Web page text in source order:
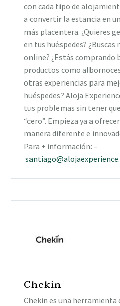
con cada tipo de
a convertir la estancia en
más placentera. ¿Quieres
en tus huéspedes?
online? ¿Estás comprando
productos como
otras experiencias para
huéspedes? Aloja
tus problemas sin tener
“cero”. Empieza ya a
manera diferente e
Para + información: –
Chekin
Chekin es una